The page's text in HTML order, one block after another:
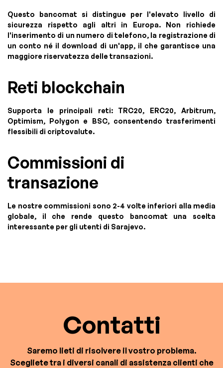
Questo bancomat si distingue per l'elevato livello di
sicurezza rispetto agli altri in Europa. Non richiede
l'inserimento di un numero di telefono, la registrazione di
un conto né il download di un'app, il che garantisce una
maggiore riservatezza delle transazioni.
Reti blockchain
Supporta le principali reti: TRC20, ERC20, Arbitrum,
Optimism, Polygon e BSC, consentendo trasferimenti
flessibili di criptovalute.
Commissioni di
transazione
Le nostre commissioni sono 2-4 volte inferiori alla media
globale, il che rende questo bancomat una scelta
interessante per gli utenti di Sarajevo.
Contatti
Saremo lieti di risolvere il vostro problema.
Scegliete tra i diversi canali di assistenza clienti che